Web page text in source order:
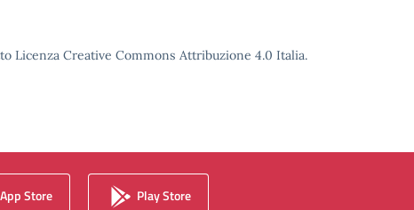
Licenza Creative Commons Attribuzione 4.0 Italia.
App Store Play Store